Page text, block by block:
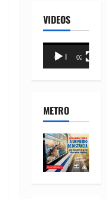
VIDEOS
Reproductor
00:00 02:18
METRO